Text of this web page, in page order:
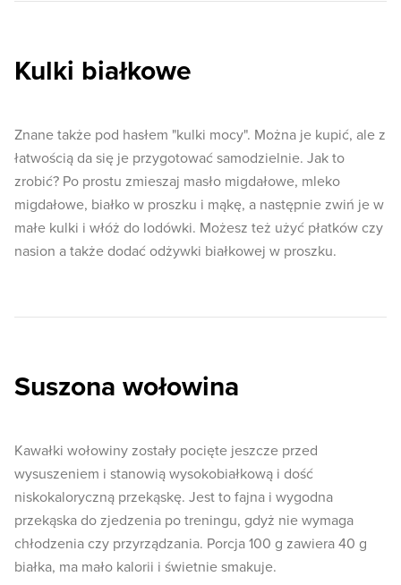
Kulki białkowe
Znane także pod hasłem "kulki mocy". Można je kupić, ale z
łatwością da się je przygotować samodzielnie. Jak to
zrobić? Po prostu zmieszaj masło migdałowe, mleko
migdałowe, białko w proszku i mąkę, a następnie zwiń je w
małe kulki i włóż do lodówki. Możesz też użyć płatków czy
nasion a także dodać odżywki białkowej w proszku.
Suszona wołowina
Kawałki wołowiny zostały pocięte jeszcze przed
wysuszeniem i stanowią wysokobiałkową i dość
niskokaloryczną przekąskę. Jest to fajna i wygodna
przekąska do zjedzenia po treningu, gdyż nie wymaga
chłodzenia czy przyrządzania. Porcja 100 g zawiera 40 g
białka, ma mało kalorii i świetnie smakuje.